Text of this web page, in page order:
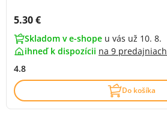
Cena s DPH:
5.30 €
Skladom v e-shope u vás už 10. 8.
ihneď k dispozícii na 9 predajniach
4.8
Do košíka